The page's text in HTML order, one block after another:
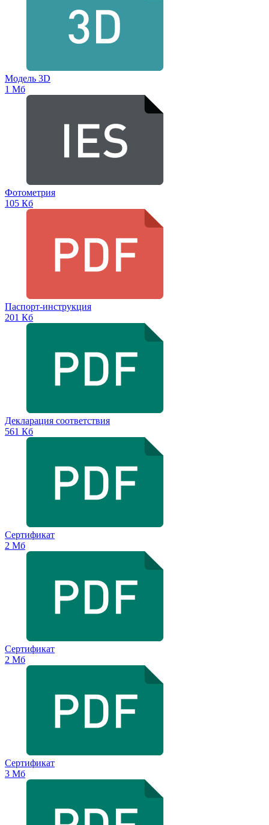
Модель 3D
1 Мб
Фотометрия
105 Кб
Паспорт-инструкция
201 Кб
Декларация соответствия
561 Кб
Сертификат
2 Мб
Сертификат
2 Мб
Сертификат
3 Мб